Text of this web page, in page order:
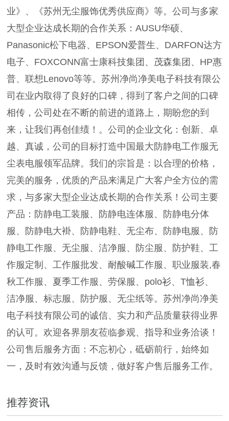
业》、《苏州无尘服饰优秀供应商》等。公司与多家
大型企业达成长期的合作关系：AUSU华硕、
Panasonic松下电器、EPSON爱普生、DARFON达方
电子、FOXCONN富士康科技集团、茂森集团、HP惠
普、联想Lenovo等等。苏州净尚净美电子科技有限公
司在业内取得了良好的口碑，得到了客户之间的口碑
相传，公司处在不断的前进的道路上，期盼您的到
来，让我们再创佳绩！。公司的企业文化：创新、卓
越、真诚，公司的目标打造中国最大防静电工作服无
尘表电服领军品牌。我们的宗旨是：以合理的价格，
完美的服务，优质的产品来满足广大客户全方位的需
求，与多家大型企业达成长期的合作关系！公司主要
产品：防静电工装服、防静电连体服、防静电分体
服、防静电大褂、防静电鞋、无尘布、防静电服、防
静电工作服、无尘服、洁净服、防尘服、防护鞋、工
作服定制、工作服批发、耐酸碱工作服、职业服装,春
秋工作服、夏季工作服、劳保服、polo衫、T恤衫、
洁净服、标志服、防护服、无尘纸等。苏州净尚净美
电子科技有限公司的诚信、实力和产品质量获得业界
的认可。欢迎各界朋友莅临参观、指导和业务洽谈！
公司售后服务方面：不忘初心，砥砺前行，始终如
一，及时有效沟通与反馈，做好客户售后服务工作。
推荐资讯